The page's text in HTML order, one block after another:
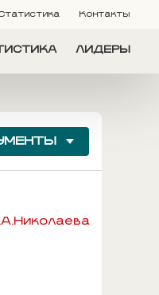
Контакты
ЛИДЕРЫ